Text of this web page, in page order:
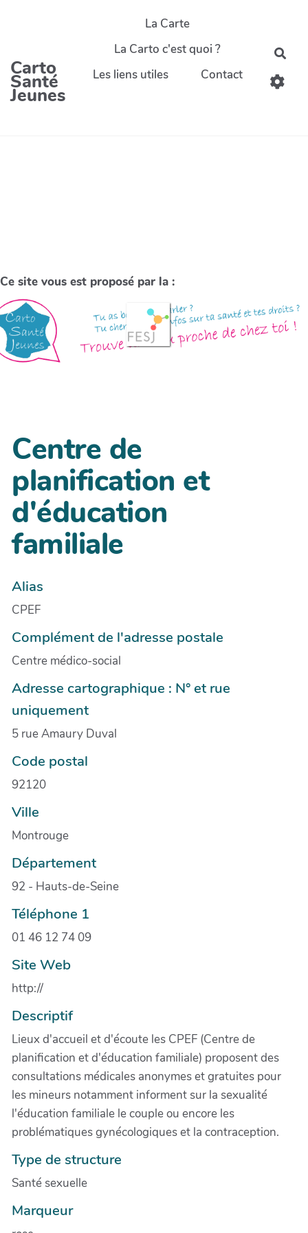
Carto
Santé
Jeunes
La Carte
La Carto c'est quoi ?
Les liens utiles
Contact
Ce site vous est proposé par la :
Centre de
planification et
d'éducation
familiale
Alias
CPEF
Complément de l'adresse postale
Centre médico-social
Adresse cartographique : N° et rue
uniquement
5 rue Amaury Duval
Code postal
92120
Ville
Montrouge
Département
92 - Hauts-de-Seine
Téléphone 1
01 46 12 74 09
Site Web
http://
Descriptif
Lieux d'accueil et d'écoute les CPEF (Centre de
planification et d'éducation familiale) proposent des
consultations médicales anonymes et gratuites pour
les mineurs notamment informent sur la sexualité
l'éducation familiale le couple ou encore les
problématiques gynécologiques et la contraception.
Type de structure
Santé sexuelle
Marqueur